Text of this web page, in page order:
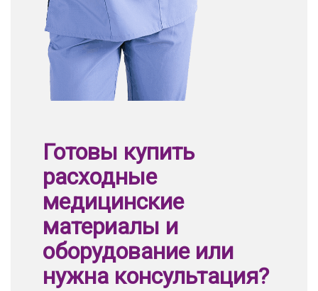
Готовы купить
расходные
медицинские
материалы и
оборудование или
нужна консультация?